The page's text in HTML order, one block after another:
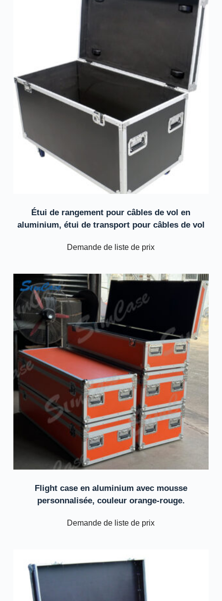
Étui de rangement pour câbles de vol en
aluminium, étui de transport pour câbles de vol
Demande de liste de prix
Flight case en aluminium avec mousse
personnalisée, couleur orange-rouge.
Demande de liste de prix